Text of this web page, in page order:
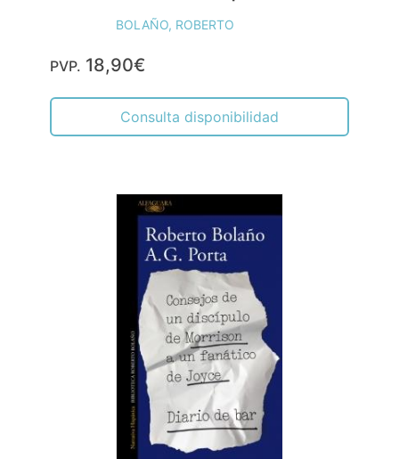
BOLAÑO, ROBERTO
PVP. 18,90€
Consulta disponibilidad